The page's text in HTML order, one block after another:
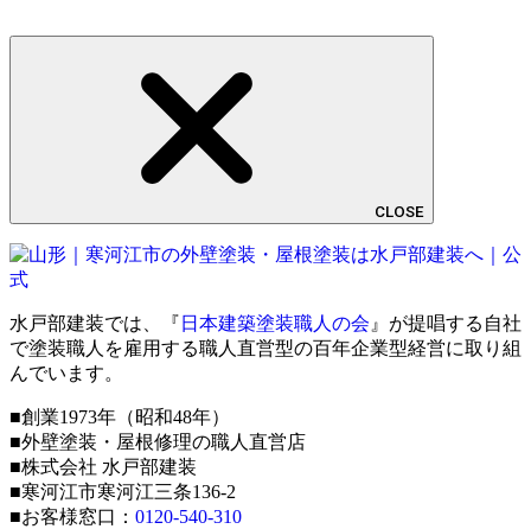
CLOSE
水戸部建装では、『 日本建築塗装職人の会 』が提唱する自社
で塗装職人を雇用する職人直営型の百年企業型経営に取り組
んでいます。
■創業1973年（昭和48年）
■外壁塗装・屋根修理の職人直営店
■株式会社 水戸部建装
■寒河江市寒河江三条136-2
■お客様窓口： 0120-540-310